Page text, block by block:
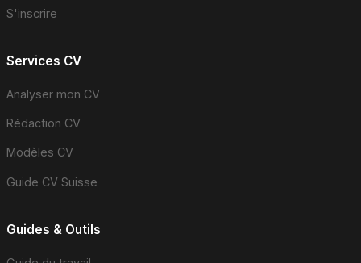
S'inscrire
Services CV
Analyser mon CV
Rédaction CV
Modèles CV
Guide CV Suisse
Guides & Outils